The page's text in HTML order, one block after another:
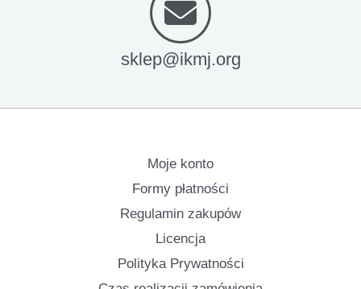
sklep@ikmj.org
Moje konto
Formy płatności
Regulamin zakupów
Licencja
Polityka Prywatności